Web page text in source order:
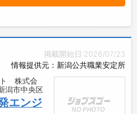
掲載開始日:2026/07/23
情報提供元：新潟公共職業安定所
ト 株式会
潟市中央区
エンジ